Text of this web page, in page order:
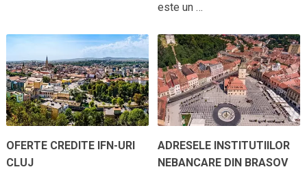
este un …
OFERTE CREDITE IFN-URI
CLUJ
ADRESELE INSTITUTIILOR
NEBANCARE DIN BRASOV